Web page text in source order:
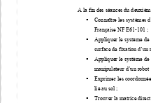
A la fin des séances du

Connaître les systèmes
Française NF E61-101 ;

Appliquer le système de
surface de fixation d’un

Appliquer le système de
manipulateur d’un robot

Exprimer les
lié au sol ;

Trouver la matrice